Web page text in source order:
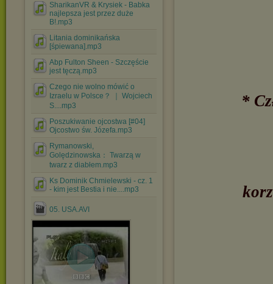
SharikanVR & Krysiek - Babka
najlepsza jest przez duże
B!.mp3
Litania dominikańska
[śpiewana].mp3
Abp Fulton Sheen - Szczęście
jest tęczą.mp3
Czego nie wolno mówić o
Izraelu w Polsce？ ｜ Wojciech
S....mp3
Poszukiwanie ojcostwa [#04]
Ojcostwo św. Józefa.mp3
Rymanowski,
Golędzinowska： Twarzą w
twarz z diabłem.mp3
Ks Dominik Chmielewski - cz. 1
- kim jest Bestia i nie....mp3
05. USA.AVI
*